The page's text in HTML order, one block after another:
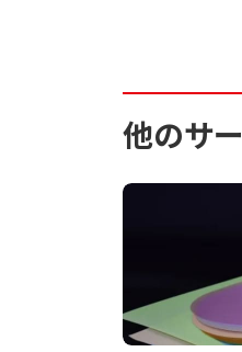
他のサ